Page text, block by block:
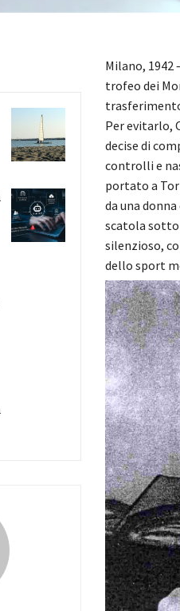
Milano, 1942
trofeo dei
Per evitarlo,
decise di
controlli e
portato a
da una
scatola sotto
silenzioso,
dello sport